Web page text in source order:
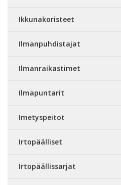
Ikkunakoristeet
Ilmanpuhdistajat
Ilmanraikastimet
Ilmapuntarit
Imetyspeitot
Irtopäälliset
Irtopäällissarjat